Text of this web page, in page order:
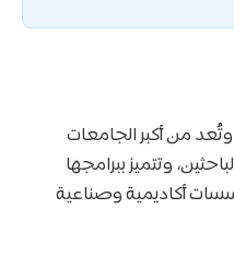
من أكبر الجامعات
وتتميز ببرامجها
أكاديمية وصناعية